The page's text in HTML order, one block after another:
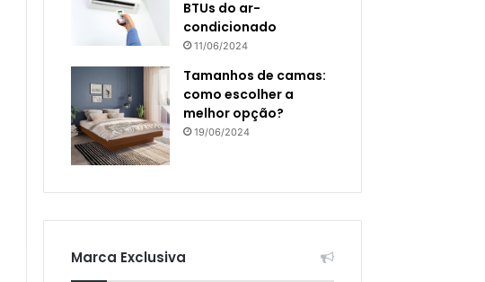
BTUs do ar-
condicionado
11/06/2024
Tamanhos de camas:
como escolher a
melhor opção?
19/06/2024
Marca Exclusiva